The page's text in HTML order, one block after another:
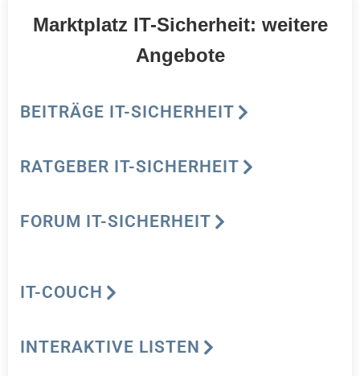
Marktplatz IT-Sicherheit: weitere
Angebote
BEITRÄGE IT-SICHERHEIT
RATGEBER IT-SICHERHEIT
FORUM IT-SICHERHEIT
IT-COUCH
INTERAKTIVE LISTEN